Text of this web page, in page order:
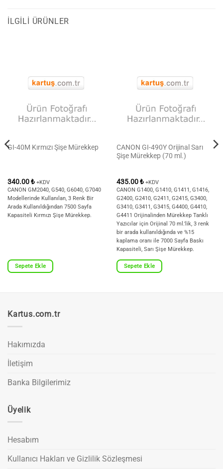
İLGILI ÜRÜNLER
GI-40M Kırmızı Şişe Mürekkep
340.00₺ +KDV
CANON GM2040, G540, G6040, G7040
Modellerinde Kullanılan, 3 Renk Bir
Arada Kullanıldığından 7500 Sayfa
Kapasiteli Kırmızı Şişe Mürekkep.
Sepete Ekle
CANON GI-490Y Orijinal Sarı
Şişe Mürekkep (70 ml.)
435.00₺ +KDV
CANON G1400, G1410, G1411, G1416,
G2400, G2410, G2411, G2415, G3400,
G3410, G3411, G3415, G4400, G4410,
G4411 Orijinalinden Mürekkep Tanklı
Yazıcılar için Orijinal 70 ml.'lik, 3 renk
bir arada kullanıldığında ve %15
kaplama oranı ile 7000 Sayfa Baskı
Kapasiteli, Sarı Şişe Mürekkep.
Sepete Ekle
Kartus.com.tr
Hakımızda
İletişim
Banka Bilgilerimiz
Üyelik
Hesabım
Kullanıcı Hakları ve Gizlilik Sözleşmesi